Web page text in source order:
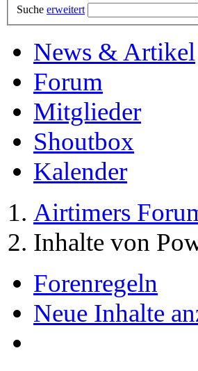
Suche erweitert
News & Artikel
Forum
Mitglieder
Shoutbox
Kalender
Airtimers
Inhalte von
Forenregeln
Neue Inhalte